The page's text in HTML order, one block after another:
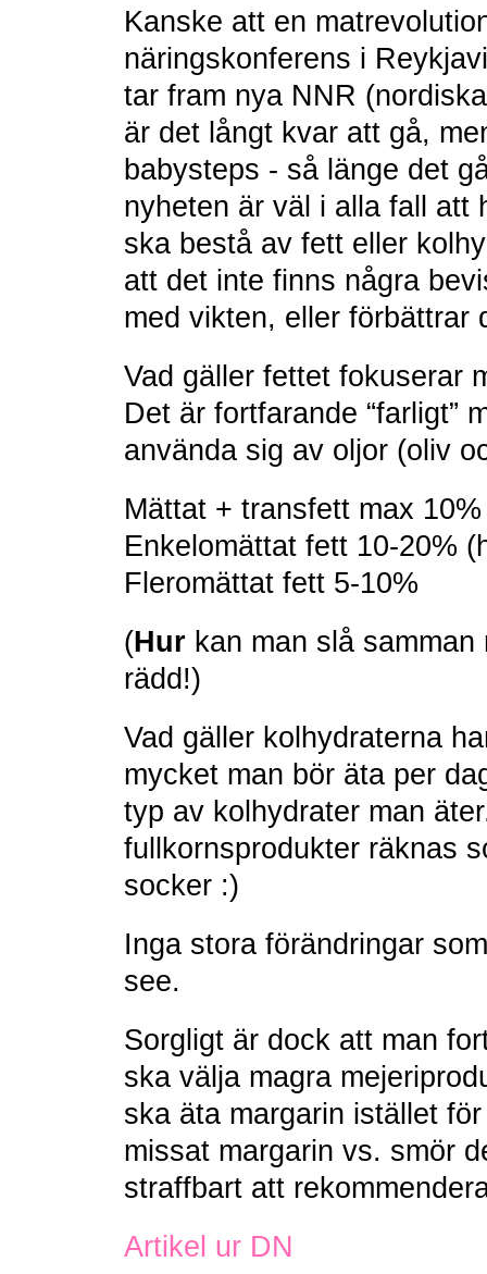
Kanske att en
näringskonferens i
tar fram nya NNR
är det långt kvar att gå,
babysteps - så länge det
nyheten är väl i alla fall att
ska bestå av fett eller
att det inte finns några
med vikten, eller förbättrar
Vad gäller fettet fokuserar
Det är fortfarande “farligt”
använda sig av oljor (oliv
Mättat + transfett max 10%
Enkelomättat fett 10-20%
Fleromättat fett 5-10%
(Hur kan man slå
rädd!)
Vad gäller kolhydraterna
mycket man bör äta per
typ av kolhydrater man
fullkornsprodukter räknas
socker :)
Inga stora förändringar
see.
Sorgligt är dock att man
ska välja magra
ska äta margarin istället
missat margarin vs. smör
straffbart att
Artikel ur DN